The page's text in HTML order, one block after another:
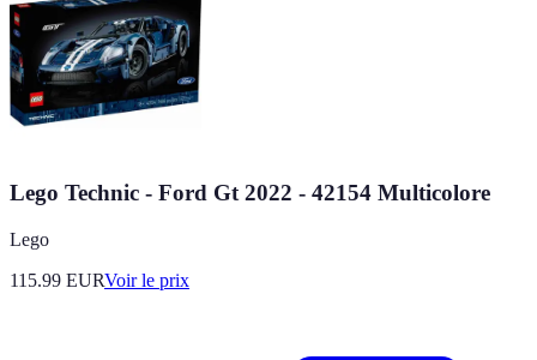
Lego Technic - Ford Gt 2022 - 42154 Multicolore
Lego
115.99 EURVoir le prix